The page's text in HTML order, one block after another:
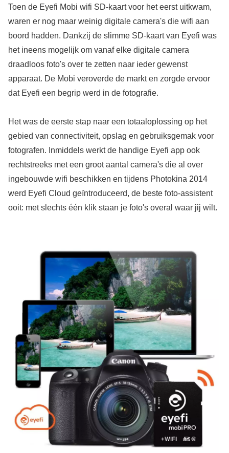
Toen de Eyefi Mobi wifi SD-kaart voor het eerst uitkwam,
waren er nog maar weinig digitale camera's die wifi aan
boord hadden. Dankzij de slimme SD-kaart van Eyefi was
het ineens mogelijk om vanaf elke digitale camera
draadloos foto's over te zetten naar ieder gewenst
apparaat. De Mobi veroverde de markt en zorgde ervoor
dat Eyefi een begrip werd in de fotografie.
Het was de eerste stap naar een totaaloplossing op het
gebied van connectiviteit, opslag en gebruiksgemak voor
fotografen. Inmiddels werkt de handige Eyefi app ook
rechtstreeks met een groot aantal camera's die al over
ingebouwde wifi beschikken en tijdens Photokina 2014
werd Eyefi Cloud geïntroduceerd, de beste foto-assistent
ooit: met slechts één klik staan je foto's overal waar jij wilt.